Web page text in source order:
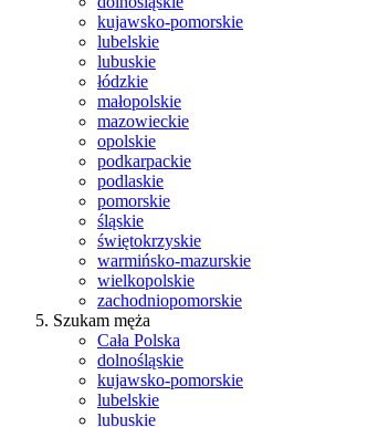
kujawsko-pomorskie
lubelskie
lubuskie
łódzkie
małopolskie
mazowieckie
opolskie
podkarpackie
podlaskie
pomorskie
śląskie
świętokrzyskie
warmińsko-mazurskie
wielkopolskie
zachodniopomorskie
Szukam męża
Cała Polska
dolnośląskie
kujawsko-pomorskie
lubelskie
lubuskie